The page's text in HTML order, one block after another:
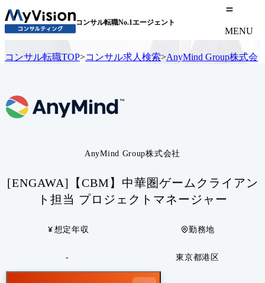
コンサル転職No.1エージェント
MENU
コンサル転職TOP>コンサル求人検索>AnyMind Group株式会
AnyMind Group株式会社
[ENGAWA]【CBM】中華圏ゲームクライアン
ト担当 プロジェクトマネージャー
想定年収
-
勤務地
東京都港区